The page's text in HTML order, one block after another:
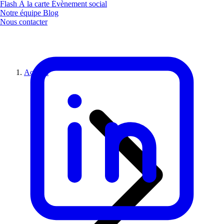
Flash À la carte Évènement social
Notre équipe Blog
Nous contacter
Accueil